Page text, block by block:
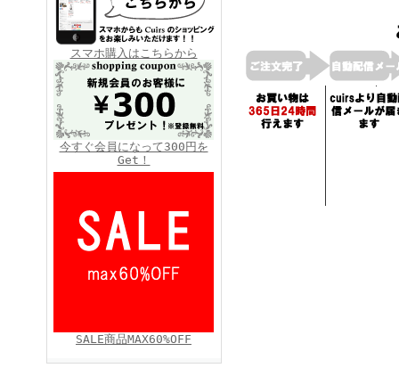
FINEBOYS2025年5月号
FINEBOYS2025年4月号
スマホ購入はこちらから
今すぐ会員になって300円を
Get！
SALE商品MAX60%OFF